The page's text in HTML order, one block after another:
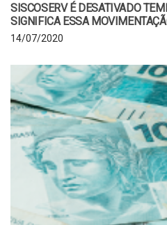
SISCOSERV É DESATIVADO
SIGNIFICA ESSA
14/07/2020